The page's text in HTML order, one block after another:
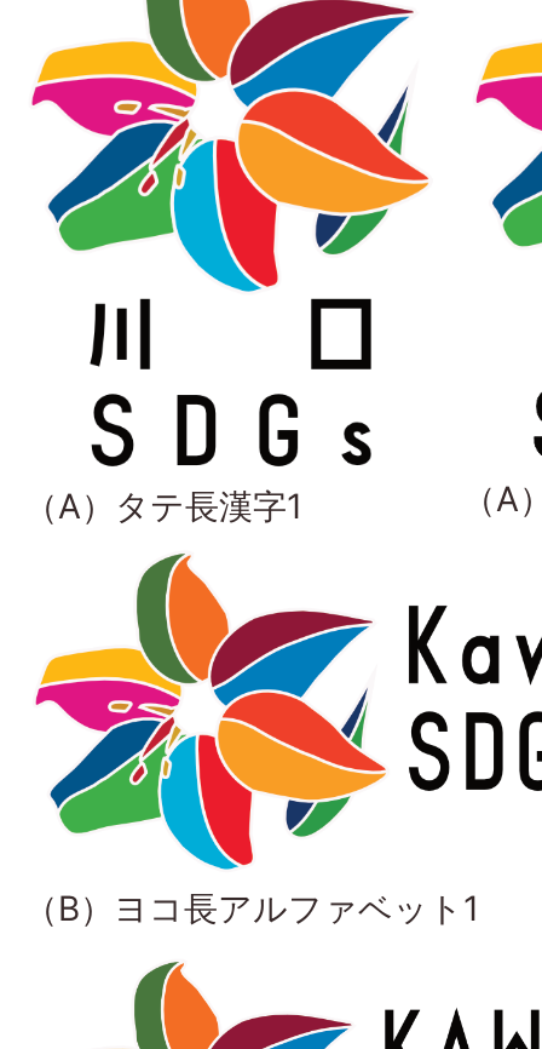
（A）タテ長漢字1 （
（B）ヨコ長アルファベット1